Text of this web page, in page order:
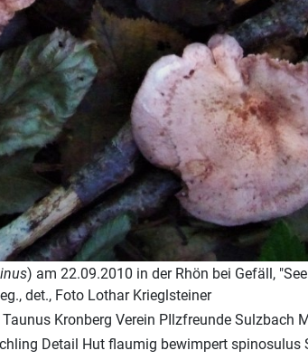
) am 22.09.2010 in der Rhön bei Gefäll,
det., Foto Lothar Krieglsteiner